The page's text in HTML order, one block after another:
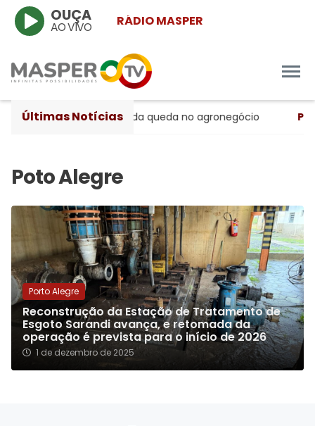
RÁDIO MASPER
OUÇA
AO VIVO
Últimas Notícias
trimestre, apesar da queda no agronegócio
Porto Alegre
Reconstrução da Estação de Tratamento de
Esgoto Sarandi avança, e retomada da
operação é prevista para o início de 2026
1 de dezembro de 2025